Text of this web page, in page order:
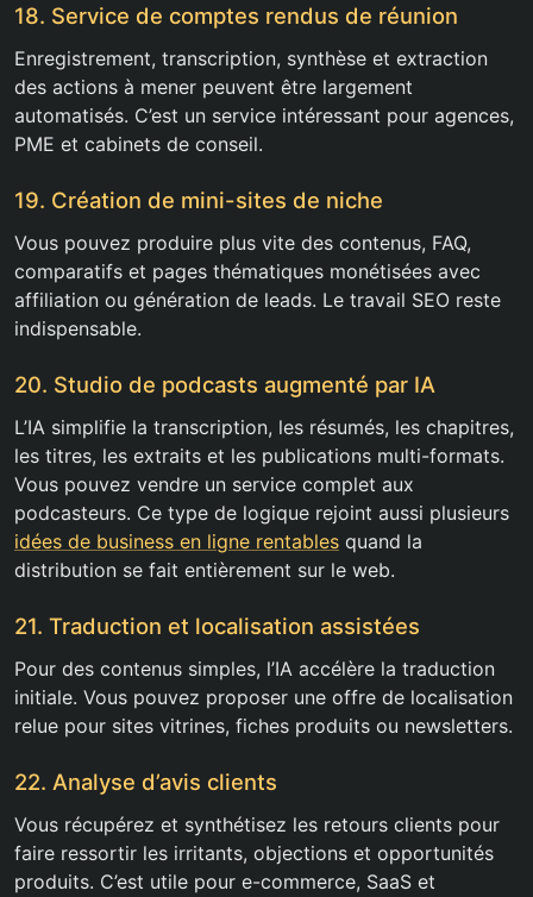
18. Service de comptes rendus de réunion
Enregistrement, transcription, synthèse et extraction
des actions à mener peuvent être largement
automatisés. C’est un service intéressant pour agences,
PME et cabinets de conseil.
19. Création de mini-sites de niche
Vous pouvez produire plus vite des contenus, FAQ,
comparatifs et pages thématiques monétisées avec
affiliation ou génération de leads. Le travail SEO reste
indispensable.
20. Studio de podcasts augmenté par IA
L’IA simplifie la transcription, les résumés, les chapitres,
les titres, les extraits et les publications multi-formats.
Vous pouvez vendre un service complet aux
podcasteurs. Ce type de logique rejoint aussi plusieurs
idées de business en ligne rentables quand la
distribution se fait entièrement sur le web.
21. Traduction et localisation assistées
Pour des contenus simples, l’IA accélère la traduction
initiale. Vous pouvez proposer une offre de localisation
relue pour sites vitrines, fiches produits ou newsletters.
22. Analyse d’avis clients
Vous récupérez et synthétisez les retours clients pour
faire ressortir les irritants, objections et opportunités
produits. C’est utile pour e-commerce, SaaS et